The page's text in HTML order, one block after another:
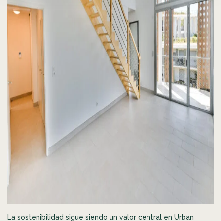
La sostenibilidad sigue siendo un valor central en Urban